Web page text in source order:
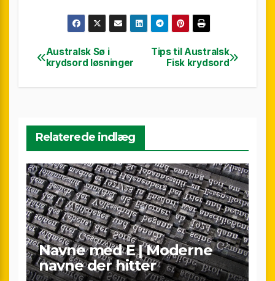
Indlægsnavigation
Tips til Australsk
Fisk krydsord
Australsk Sø i
krydsord løsninger
Relaterede indlæg
Navne med E | Moderne
navne der hitter